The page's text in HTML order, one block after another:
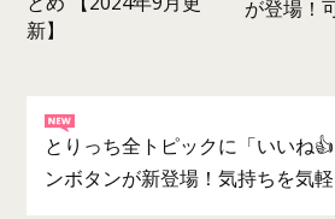
新】
が登場！
とりっち全トピックに「いいね
ンボタンが新登場！気持ちを気